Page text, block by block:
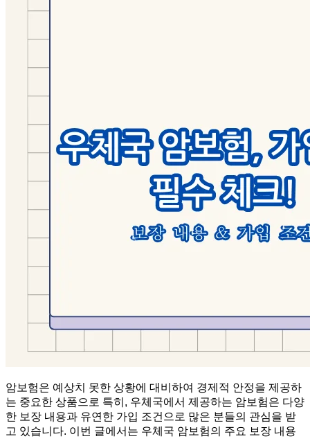
암보험은 예상치 못한 상황에 대비하여 경제적 안정을 제공하
는 중요한 상품으로 특히, 우체국에서 제공하는 암보험은 다양
한 보장 내용과 유연한 가입 조건으로 많은 분들의 관심을 받
고 있습니다. 이번 글에서는 우체국 암보험의 주요 보장 내용